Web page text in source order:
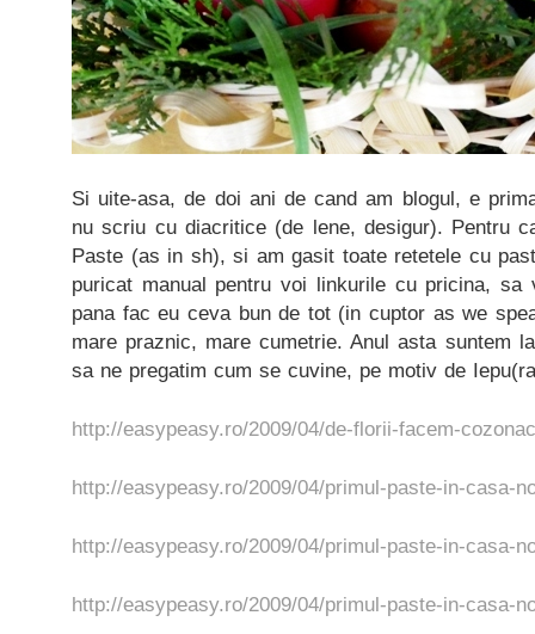
Si uite-asa, de doi ani de cand am blogul, e
nu scriu cu diacritice (de lene, desigur). Pentru
Paste (as in sh), si am gasit toate retetele cu
puricat manual pentru voi linkurile cu pricina,
pana fac eu ceva bun de tot (in cuptor as we
mare praznic, mare cumetrie. Anul asta suntem
sa ne pregatim cum se cuvine, pe motiv de
http://easypeasy.ro/2009/04/de-florii-facem-
http://easypeasy.ro/2009/04/primul-paste-in-casa-
http://easypeasy.ro/2009/04/primul-paste-in-casa-
http://easypeasy.ro/2009/04/primul-paste-in-casa-